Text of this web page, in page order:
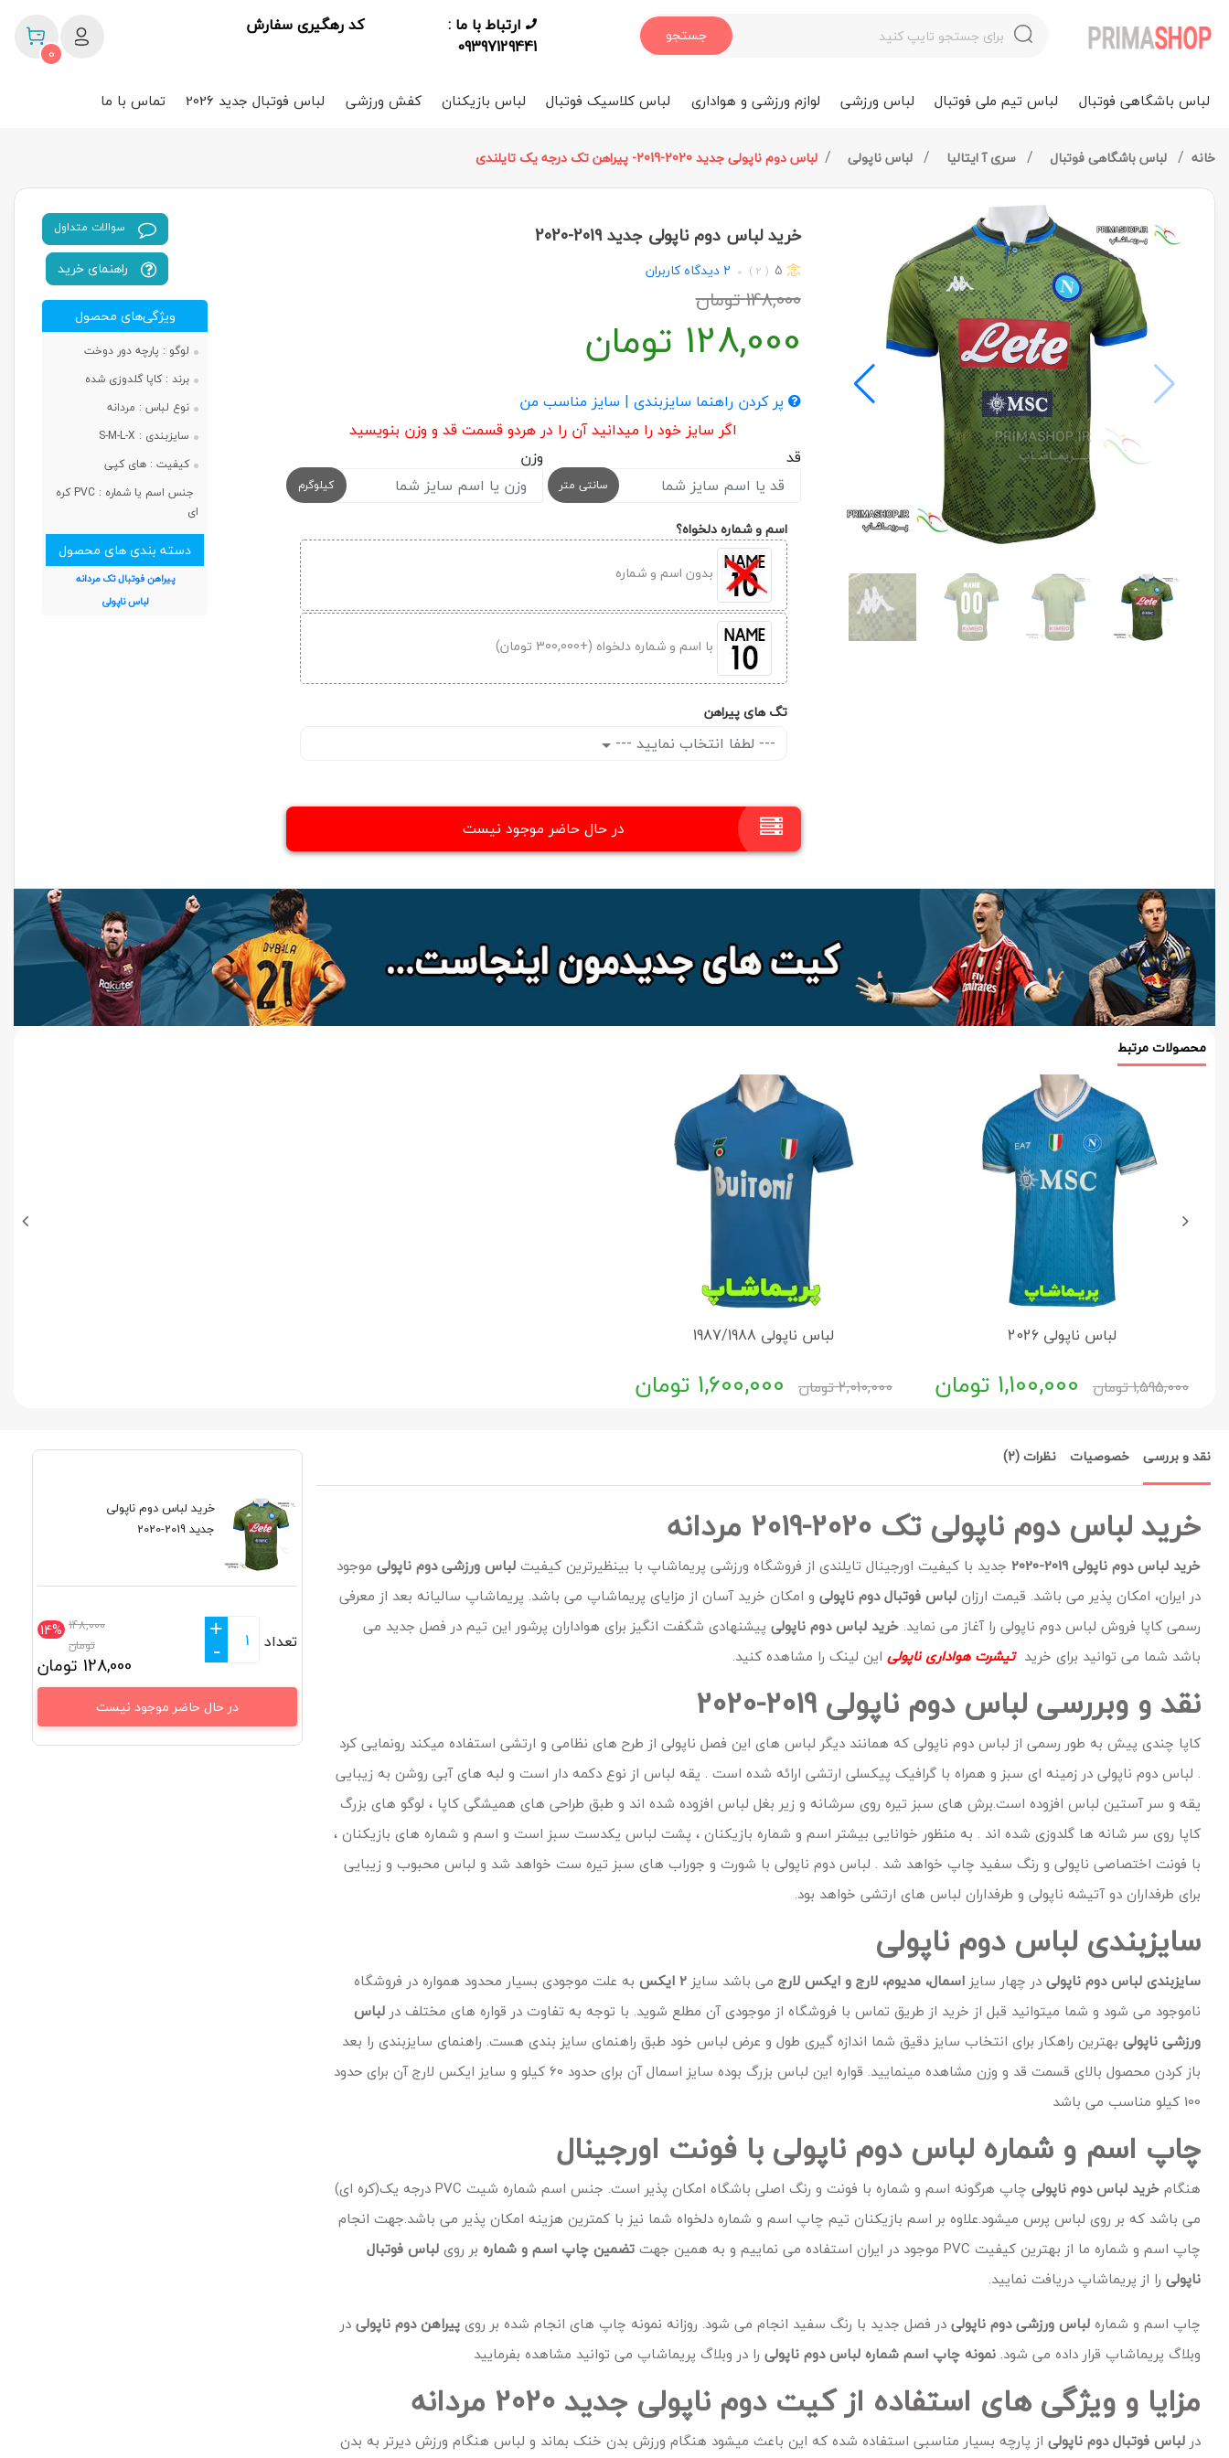
جستجو
ارتباط با ما :
09397129441
کد رهگیری سفارش
0
لباس باشگاهی فوتبال لباس تیم ملی فوتبال لباس ورزشی لوازم ورزشی و هواداری لباس کلاسیک فوتبال لباس بازیکنان کفش ورزشی لباس فوتبال جدید 2026 تماس با ما
خانه لباس باشگاهی فوتبال سری آ ایتالیا لباس ناپولی لباس دوم ناپولی جدید 2020-2019- پیراهن تک درجه یک تایلندی
خرید لباس دوم ناپولی جدید 2019-2020
5
( 2 )
2 دیدگاه کاربران
148,000تومان
128,000 تومان
پر کردن راهنما سایزبندی | سایز مناسب من
اگر سایز خود را میدانید آن را در هردو قسمت قد و وزن بنویسید
قد
سانتی متر
وزن
کیلوگرم
اسم و شماره دلخواه؟
بدون اسم و شماره
با اسم و شماره دلخواه (+300,000 تومان)
تگ های پیراهن
--- لطفا انتخاب نمایید ---
در حال حاضر موجود نیست
سوالات متداول
راهنمای خرید
ویژگی‌های محصول
لوگو : پارچه دور دوخت
برند :کاپا گلدوزی شده
نوع لباس : مردانه
سایزبندی : S-M-L-X
کیفیت : های کپی
جنس اسم یا شماره :
PVC کره
ای
دسته بندی های محصول
پیراهن فوتبال تک مردانه
لباس ناپولی
محصولات مرتبط
لباس ناپولی 2026
1,595,000تومان 1,100,000 تومان
لباس ناپولی 1987/1988
2,010,000تومان 1,600,000 تومان
نقد و بررسی خصوصیات نظرات (2)
خرید لباس دوم ناپولی تک 2020-2019 مردانه
خرید لباس دوم ناپولی 2019-2020 جدید با کیفیت اورجینال تایلندی از فروشگاه ورزشی پریماشاپ با بینظیرترین کیفیتلباس ورزشی دوم ناپولی موجود
در ایران، امکان پذیر می باشد. قیمت ارزانلباس فوتبال دوم ناپولی و امکان خرید آسان از مزایای پریماشاپ می باشد. پریماشاپ سالیانه بعد از معرفی
رسمی کاپا فروش لباس دوم ناپولی را آغاز می نماید. خرید لباس دوم ناپولی پیشنهادی شگفت انگیز برای هواداران پرشور این تیم در فصل جدید می
باشد شما می توانید برای خریدتیشرت هواداری ناپولی این لینک را مشاهده کنید.
نقد و وبررسی لباس دوم ناپولی 2019-2020
کاپا چندی پیش به طور رسمی از لباس دوم ناپولی که همانند دیگر لباس های این فصل ناپولی از طرح های نظامی و ارتشی استفاده میکند رونمایی کرد
. لباس دوم ناپولی در زمینه ای سبز و همراه با گرافیک پیکسلی ارتشی ارائه شده است . یقه لباس از نوع دکمه دار است و لبه های آبی روشن به زیبایی
یقه و سر آستین لباس افزوده است.برش های سبز تیره روی سرشانه و زیر بغل لباس افزوده شده اند و طبق طراحی های همیشگی کاپا ، لوگو های بزرگ
کاپا روی سر شانه ها گلدوزی شده اند . به منظور خوانایی بیشتر اسم و شماره بازیکنان ، پشت لباس یکدست سبز است و اسم و شماره های بازیکنان ،
با فونت اختصاصی ناپولی و رنگ سفید چاپ خواهد شد . لباس دوم ناپولی با شورت و جوراب های سبز تیره ست خواهد شد و لباس محبوب و زیبایی
برای طرفداران دو آتیشه ناپولی و طرفداران لباس های ارتشی خواهد بود.
سایزبندی لباس دوم ناپولی
سایزبندی لباس دوم ناپولیدر چهار سایز اسمال، مدیوم، لارج و ایکس لارج می باشد سایز 2 ایکس
به علت موجودی بسیار محدود همواره در فروشگاه
ناموجود می شود و شما میتوانید قبل از خرید از طریق تماس با فروشگاه از موجودی آن مطلع شوید. با توجه به تفاوت در قواره های مختلف در لباس
ورزشی ناپولی بهترین راهکار برای انتخاب سایز دقیق شما اندازه گیری طول و عرض لباس خود طبق راهنمای سایز بندی هست. راهنمای سایزبندی را بعد
باز کردن محصول بالای قسمت قد و وزن مشاهده مینمایید. قواره این لباس بزرگ بوده سایز اسمال آن برای حدود 60 کیلو و سایز ایکس لارج آن برای حدود
100 کیلو مناسب می باشد
چاپ اسم و شماره لباس دوم ناپولی با فونت اورجینال
هنگامخرید لباس دوم ناپولی
چاپ هرگونه اسم و شماره با فونت و رنگ اصلی باشگاه امکان پذیر است. جنس اسم شماره شیت PVC درجه یک(کره ای)
می باشد که بر روی لباس پرس میشود.علاوه بر اسم بازیکنان تیم چاپ اسم و شماره دلخواه شما نیز با کمترین هزینه امکان پذیر می باشد.جهت انجام
چاپ اسم و شماره ما از بهترین کیفیت PVC موجود در ایران استفاده می نماییم و به همین جهت
تضمین چاپ اسم و شماره بر رویلباس فوتبال
ناپولی را از پریماشاپ دریافت نمایید.
چاپ اسم و شمارهلباس ورزشی دوم ناپولیدر فصل جدید با رنگ سفید انجام می شود. روزانه نمونه چاپ های انجام شده بر رویپیراهن دوم ناپولیدر
وبلاگ پریماشاپ قرار داده می شود. نمونه چاپ اسم شماره لباس دوم ناپولی را در وبلاگ پریماشاپ می توانید مشاهده بفرمایید
مزایا و ویژگی های استفاده از کیت دوم ناپولی جدید 2020 مردانه
در لباس فوتبال دوم ناپولی از پارچه بسیار مناسبی استفاده شده که این باعث میشود هنگام ورزش بدن خنک بماند و لباس هنگام ورزش دیرتر به بدن
خرید لباس دوم ناپولی
جدید 2019-2020
14% 148,000
تومان
128,000 تومان
تعداد
+
-
در حال حاضر موجود نیست